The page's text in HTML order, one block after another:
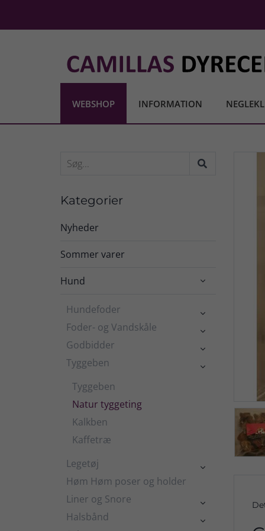
WEBSHOP INFORMATION
Kategorier
Nyheder
Sommer varer
Hund 
Hundefoder 
Foder- og Vandskåle 
Godbidder 
Tyggeben 
Tyggeben
Natur tyggeting
Kalkben
Kaffetræ
Legetøj

Høm Høm poser og holder
Liner og Snore

Halsbånd 